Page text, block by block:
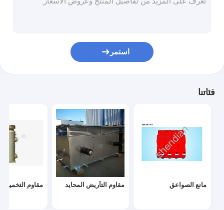
مقاوم للمياه المبردة
السعة متدرجة جلبة
إنهاء كابل الجهد المتوسط
مكون مجموعة المفاتيح الكهربائية المعزولة بالغاز MV
استمر
فئاتنا
مانع الصواعق مقاوم التأريض المحايد مقاوم التخميد